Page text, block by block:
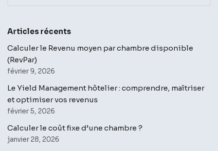
Articles récents
Calculer le Revenu moyen par chambre disponible
(RevPar)
février 9, 2026
Le Yield Management hôtelier : comprendre, maîtriser
et optimiser vos revenus
février 5, 2026
Calculer le coût fixe d’une chambre ?
janvier 28, 2026